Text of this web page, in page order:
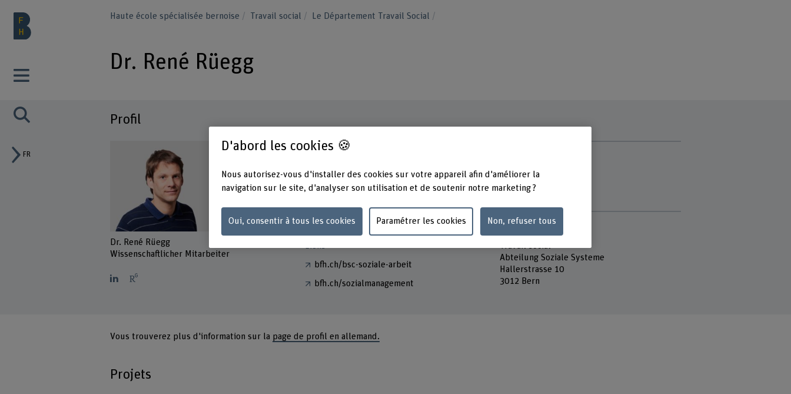
FR
Haute école spécialisée bernoise Travail social Le Département Travail Social
Dr. René Rüegg
Profil
Dr. René Rüegg
Wissenschaftlicher Mitarbeiter
Contact
+41 31 848 36 60
Afficher l'e-mail
www.bfh.ch/fr/rene-rueegg
bfh.ch/bsc-soziale-arbeit
bfh.ch/sozialmanagement
Mardi
Mercredi
Adresse
Berner Fachhochschule
Travail social
Abteilung Soziale Systeme
Hallerstrasse 10
3012 Bern
Vous trouverez plus d'information sur la page de profil en allemand.
Projets
D'abord les cookies 🍪
Nous autorisez-vous d'installer des cookies sur votre appareil afin d'améliorer la
navigation sur le site, d'analyser son utilisation et de soutenir notre marketing ?
Oui, consentir à tous les cookies Paramétrer les cookies Non, refuser tous